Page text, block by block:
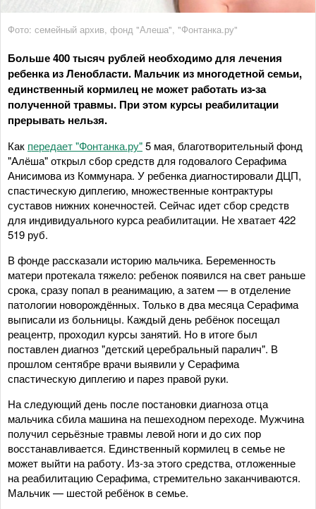
Фото: семейный архив, фонд "Алеша", "Фонтанка.ру"
Больше 400 тысяч рублей необходимо для лечения
ребенка из Ленобласти. Мальчик из многодетной семьи,
единственный кормилец не может работать из-за
полученной травмы. При этом курсы реабилитации
прерывать нельзя.
Как передает "Фонтанка.ру"5 мая, благотворительный фонд
"Алёша" открыл сбор средств для годовалого Серафима
Анисимова из Коммунара. У ребенка диагностировали ДЦП,
спастическую диплегию, множественные контрактуры
суставов нижних конечностей. Сейчас идет сбор средств
для индивидуального курса реабилитации. Не хватает 422
519 руб.
В фонде рассказали историю мальчика. Беременность
матери протекала тяжело: ребенок появился на свет раньше
срока, сразу попал в реанимацию, а затем — в отделение
патологии новорождённых. Только в два месяца Серафима
выписали из больницы. Каждый день ребёнок посещал
реацентр, проходил курсы занятий. Но в итоге был
поставлен диагноз "детский церебральный паралич". В
прошлом сентябре врачи выявили у Серафима
спастическую диплегию и парез правой руки.
На следующий день после постановки диагноза отца
мальчика сбила машина на пешеходном переходе. Мужчина
получил серьёзные травмы левой ноги и до сих пор
восстанавливается. Единственный кормилец в семье не
может выйти на работу. Из-за этого средства, отложенные
на реабилитацию Серафима, стремительно заканчиваются.
Мальчик — шестой ребёнок в семье.